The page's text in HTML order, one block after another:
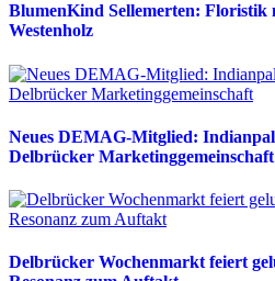
BlumenKind Sellemerten: Floristik
Westenholz
Neues DEMAG-Mitglied:
Delbrücker Marketinggemeinschaft
Delbrücker Wochenmarkt feiert